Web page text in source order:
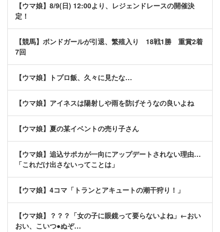
【ウマ娘】8/9(日) 12:00より、レジェンドレースの開催決
定！
【競馬】ボンドガールが引退、繁殖入り 18戦1勝 重賞2着
7回
【ウマ娘】トプロ飯、久々に見たな…
【ウマ娘】アイネスは陽射しや雨を防げそうなの良いよね
【ウマ娘】夏の某イベントの売り子さん
【ウマ娘】追込サポカが一向にアップデートされない理由…
「これだけ出さないってことは」
【ウマ娘】4コマ「トランとアキュートの潮干狩り！」
【ウマ娘】？？？「女の子に眼鏡って要らないよね」←おい
おい、こいつ●ぬぞ…